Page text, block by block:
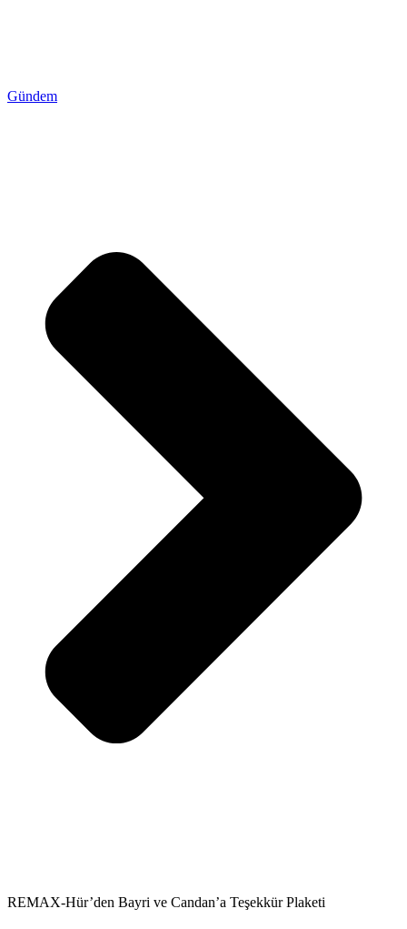
Gündem
REMAX-Hür’den Bayri ve Candan’a Teşekkür Plaketi